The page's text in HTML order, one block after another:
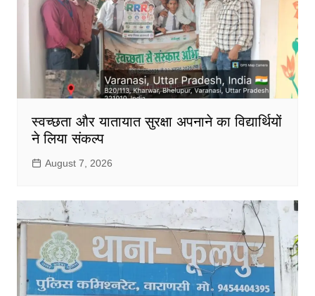
स्वच्छता और यातायात सुरक्षा अपनाने का विद्यार्थियों
ने लिया संकल्प
August 7, 2026